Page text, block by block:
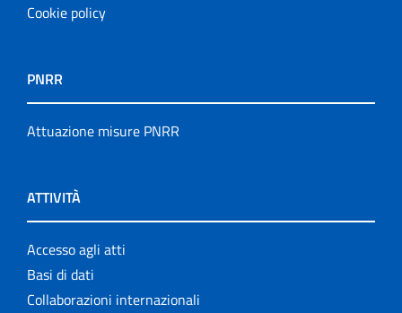
Cookie policy
PNRR
Attuazione misure PNRR
ATTIVITÀ
Accesso agli atti
Basi di dati
Collaborazioni internazionali